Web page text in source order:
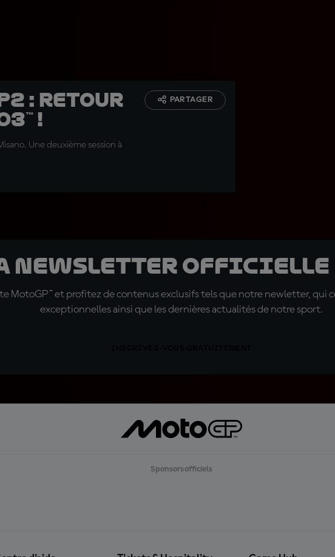
: Retour
!
Une deuxième session à
PARTAGER
Newsletter officielle
MotoGP™ et profitez de contenus exclusifs tels que notre newletter, qui
exceptionnelles ainsi que les dernières actualités de notre sport.
Sponsors officiels